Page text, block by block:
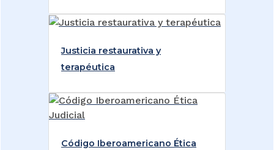
Justicia restaurativa y
terapéutica
Código Iberoamericano Ética